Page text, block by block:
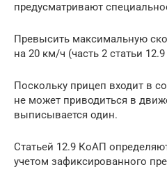
предусматривают
Превысить максимальную
на 20 км/ч (часть 2 статьи
Поскольку прицеп входит в
не может приводиться в
выписывается один.
Статьей 12.9 КоАП
учетом зафиксированного